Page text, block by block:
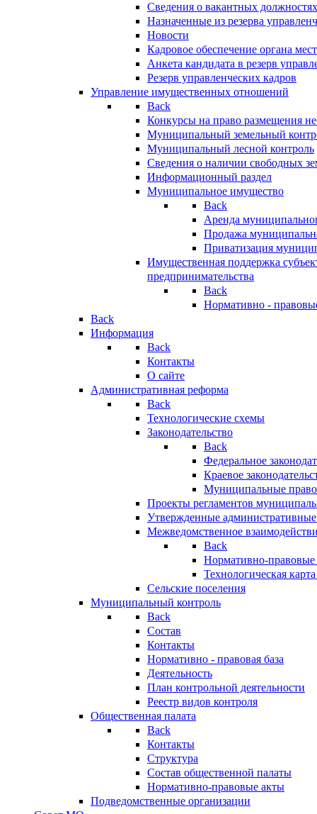
Сведения о вакантных
Назначенные из резерва
Новости
Кадровое обеспечение органа
Анкета кандидата в резерв
Резерв управленческих кадров
Управление имущественных отношений
Back
Конкурсы на право размещения
Муниципальный земельный
Муниципальный лесной контроль
Сведения о наличии свободных
Информационный раздел
Муниципальное имущество
Back
Аренда
Продажа
Приватизация
Имущественная поддержка
предпринимательства
Back
Нормативно -
Back
Информация
Back
Контакты
О сайте
Административная реформа
Back
Технологические схемы
Законодательство
Back
Федеральное
Краевое
Муниципальные
Проекты регламентов
Утвержденные
Межведомственное
Back
Нормативно-правовые
Технологическая
Сельские поселения
Муниципальный контроль
Back
Состав
Контакты
Нормативно - правовая база
Деятельность
План контрольной деятельности
Реестр видов контроля
Общественная палата
Back
Контакты
Структура
Состав общественной палаты
Нормативно-правовые акты
Подведомственные организации